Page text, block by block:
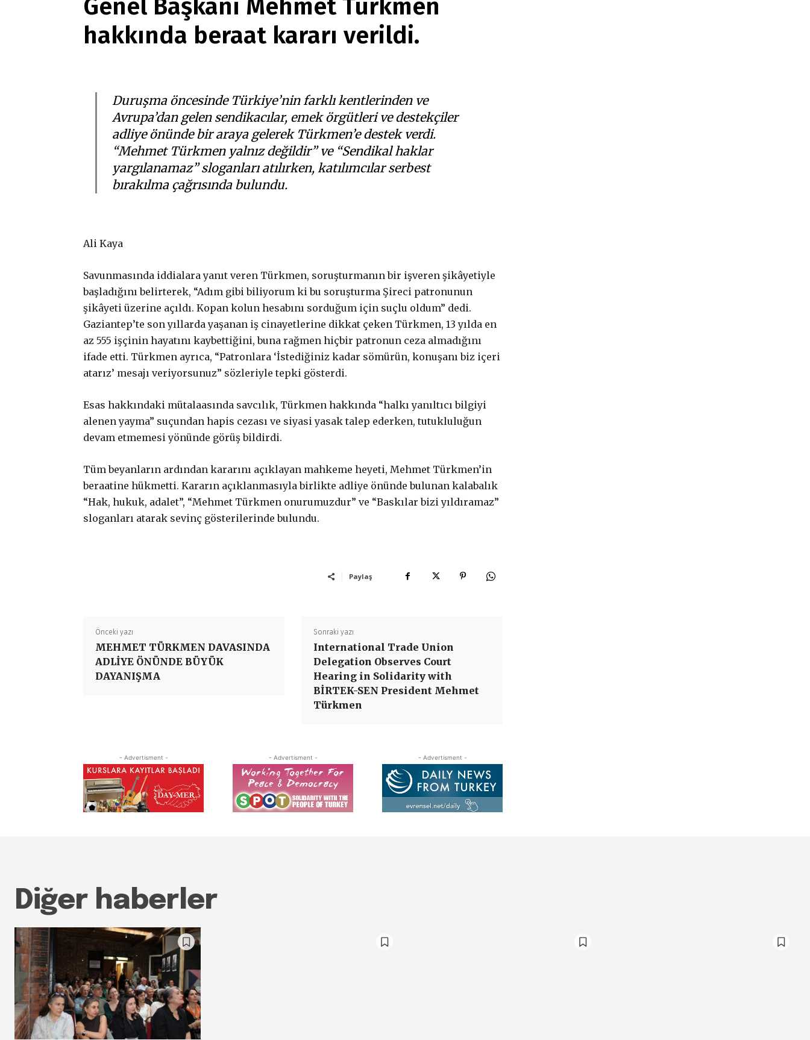
Genel Başkanı Mehmet Türkmen
hakkında beraat kararı verildi.
Duruşma öncesinde Türkiye’nin farklı kentlerinden ve
Avrupa’dan gelen sendikacılar, emek örgütleri ve destekçiler
adliye önünde bir araya gelerek Türkmen’e destek verdi.
“Mehmet Türkmen yalnız değildir” ve “Sendikal haklar
yargılanamaz” sloganları atılırken, katılımcılar serbest
bırakılma çağrısında bulundu.
Ali Kaya
Savunmasında iddialara yanıt veren Türkmen, soruşturmanın bir işveren şikâyetiyle
başladığını belirterek, “Adım gibi biliyorum ki bu soruşturma Şireci patronunun
şikâyeti üzerine açıldı. Kopan kolun hesabını sorduğum için suçlu oldum” dedi.
Gaziantep’te son yıllarda yaşanan iş cinayetlerine dikkat çeken Türkmen, 13 yılda en
az 555 işçinin hayatını kaybettiğini, buna rağmen hiçbir patronun ceza almadığını
ifade etti. Türkmen ayrıca, “Patronlara ‘İstediğiniz kadar sömürün, konuşanı biz içeri
atarız’ mesajı veriyorsunuz” sözleriyle tepki gösterdi.
Esas hakkındaki mütalaasında savcılık, Türkmen hakkında “halkı yanıltıcı bilgiyi
alenen yayma” suçundan hapis cezası ve siyasi yasak talep ederken, tutukluluğun
devam etmemesi yönünde görüş bildirdi.
Tüm beyanların ardından kararını açıklayan mahkeme heyeti, Mehmet Türkmen’in
beraatine hükmetti. Kararın açıklanmasıyla birlikte adliye önünde bulunan kalabalık
“Hak, hukuk, adalet”, “Mehmet Türkmen onurumuzdur” ve “Baskılar bizi yıldıramaz”
sloganları atarak sevinç gösterilerinde bulundu.
Paylaş
Önceki yazı
MEHMET TÜRKMEN DAVASINDA
ADLİYE ÖNÜNDE BÜYÜK
DAYANIŞMA
Sonraki yazı
International Trade Union
Delegation Observes Court
Hearing in Solidarity with
BİRTEK-SEN President Mehmet
Türkmen
- Advertisment - - Advertisment - - Advertisment -
Diğer haberler